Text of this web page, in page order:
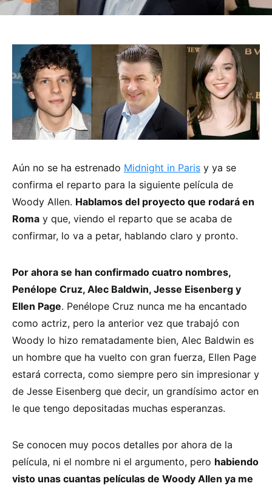
Aún no se ha estrenado Midnight in Paris y ya se
confirma el reparto para la siguiente película de
Woody Allen. Hablamos del proyecto que rodará en
Roma y que, viendo el reparto que se acaba de
confirmar, lo va a petar, hablando claro y pronto.
Por ahora se han confirmado cuatro nombres,
Penélope Cruz, Alec Baldwin, Jesse Eisenberg y
Ellen Page. Penélope Cruz nunca me ha encantado
como actriz, pero la anterior vez que trabajó con
Woody lo hizo rematadamente bien, Alec Baldwin es
un hombre que ha vuelto con gran fuerza, Ellen Page
estará correcta, como siempre pero sin impresionar y
de Jesse Eisenberg que decir, un grandísimo actor en
le que tengo depositadas muchas esperanzas.
Se conocen muy pocos detalles por ahora de la
película, ni el nombre ni el argumento, pero habiendo
visto unas cuantas películas de Woody Allen ya me